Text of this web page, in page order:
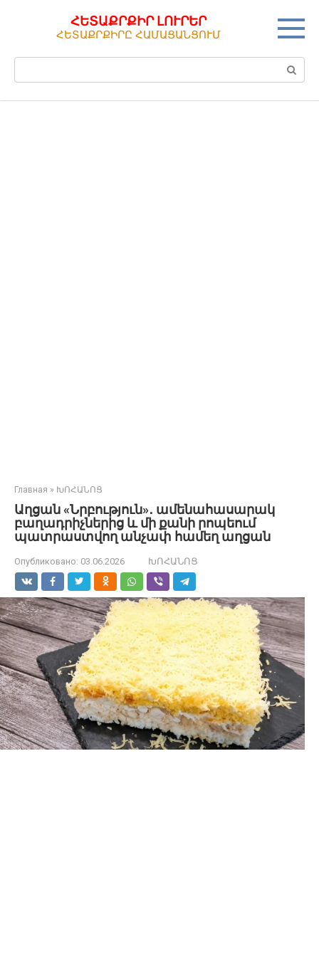
ՀԵՏԱՔՐՔԻՐ ԼՈՒՐԵՐ
ՀԵՏԱՔՐՔԻՐԸ ՀԱՄԱՑԱՆՑՈՒՄ
Поиск:
Главная » ԽՈՀԱՆՈՑ
Աղցան «Նրբություն»․ ամենահասարակ
բաղադրիչներից և մի քանի րոպեում
պատրաստվող անչափ համեղ աղցան
Опубликовано: 03.06.2026 ԽՈՀԱՆՈՑ